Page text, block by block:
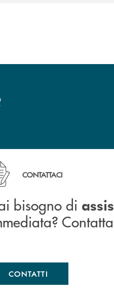
di Banca Monte Pruno
bisogno di assistenza
CONTATTACI
bisogno di
CONTATTI